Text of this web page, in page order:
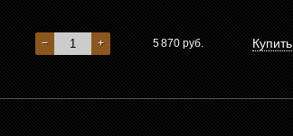
− + 5 870 руб. Купить